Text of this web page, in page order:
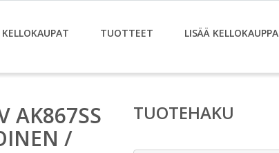
KELLOKAUPAT TUOTTEET LISÄÄ KELLOKAUPPA
AK867SS
/
TUOTEHAKU